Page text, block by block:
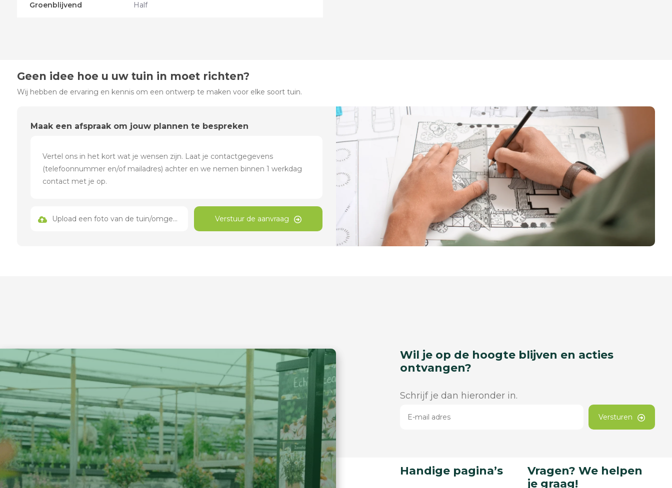
Groenblijvend Half
Geen idee hoe u uw tuin in moet richten?
Wij hebben de ervaring en kennis om een ontwerp te maken voor elke soort tuin.
Maak een afspraak om jouw plannen te bespreken
Upload een foto van de tuin/omgeving Verstuur de aanvraag
Wil je op de hoogte blijven en acties
ontvangen?
Schrijf je dan hieronder in.
Versturen
Handige pagina’s
Vragen? We helpen
je graag!